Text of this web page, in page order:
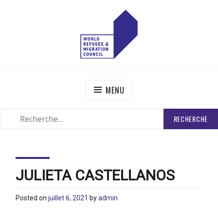
MENU
JULIETA CASTELLANOS
Posted on juillet 6, 2021 byadmin